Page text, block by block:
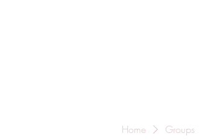
Home Groups